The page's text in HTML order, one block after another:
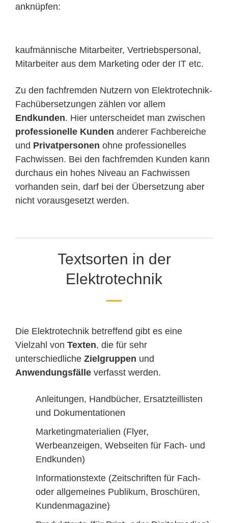
anknüpfen:
kaufmännische Mitarbeiter, Vertriebspersonal,
Mitarbeiter aus dem Marketing oder der IT etc.
Zu den fachfremden Nutzern von Elektrotechnik-
Fachübersetzungen zählen vor allem
Endkunden. Hier unterscheidet man zwischen
professionelle Kunden anderer Fachbereiche
und Privatpersonen ohne professionelles
Fachwissen. Bei den fachfremden Kunden kann
durchaus ein hohes Niveau an Fachwissen
vorhanden sein, darf bei der Übersetzung aber
nicht vorausgesetzt werden.
Textsorten in der
Elektrotechnik
Die Elektrotechnik betreffend gibt es eine
Vielzahl von Texten, die für sehr
unterschiedliche Zielgruppen und
Anwendungsfälle verfasst werden.
Anleitungen, Handbücher, Ersatzteillisten
und Dokumentationen
Marketingmaterialien (Flyer,
Werbeanzeigen, Webseiten für Fach- und
Endkunden)
Informationstexte (Zeitschriften für Fach-
oder allgemeines Publikum, Broschüren,
Kundenmagazine)